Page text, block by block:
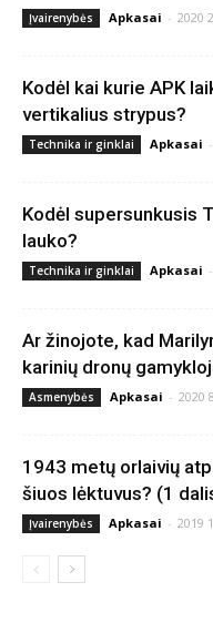
Įvairenybės Apkasai - 2020
Kodėl kai kurie APK
vertikalius strypus?
Technika ir ginklai Apkasai -
Kodėl supersunkusis
lauko?
Technika ir ginklai Apkasai -
Ar žinojote, kad
karinių dronų
Asmenybės Apkasai - 2020
1943 metų orlaivių
šiuos lėktuvus? (1
Įvairenybės Apkasai - 2019